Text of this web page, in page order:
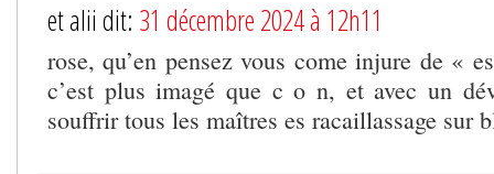
et alii dit: 31 décembre 2024 à 12h11
rose, qu’en pensez vous come injure de «
c’est plus imagé que c o n, et avec un
souffrir tous les maîtres es racaillassage sur